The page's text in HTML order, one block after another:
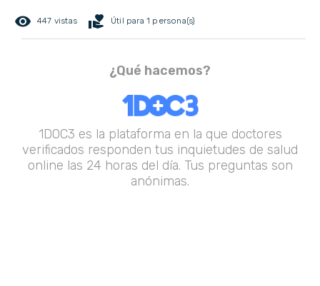
remove_red_eye 447 vistas volunteer_activism Útil para 1 persona(s)
¿Qué hacemos?
1DOC3 es la plataforma en la que doctores
verificados responden tus inquietudes de salud
online las 24 horas del día. Tus preguntas son
anónimas.